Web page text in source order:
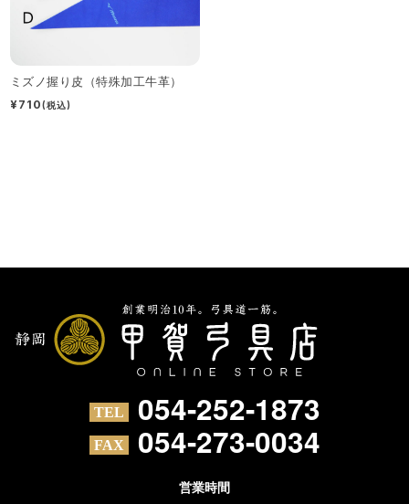
ミズノ握り皮（特殊加工牛革）
¥710(税込)
054-252-1873
054-273-0034
営業時間